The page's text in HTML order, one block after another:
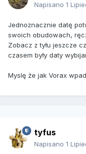
Napisano 1
Jednoznacznie datę
swoich obudowach,
Zobacz z tyłu jeszcze
czasem były daty
Myslę że jak Vorax
tyfus
Napisano 1